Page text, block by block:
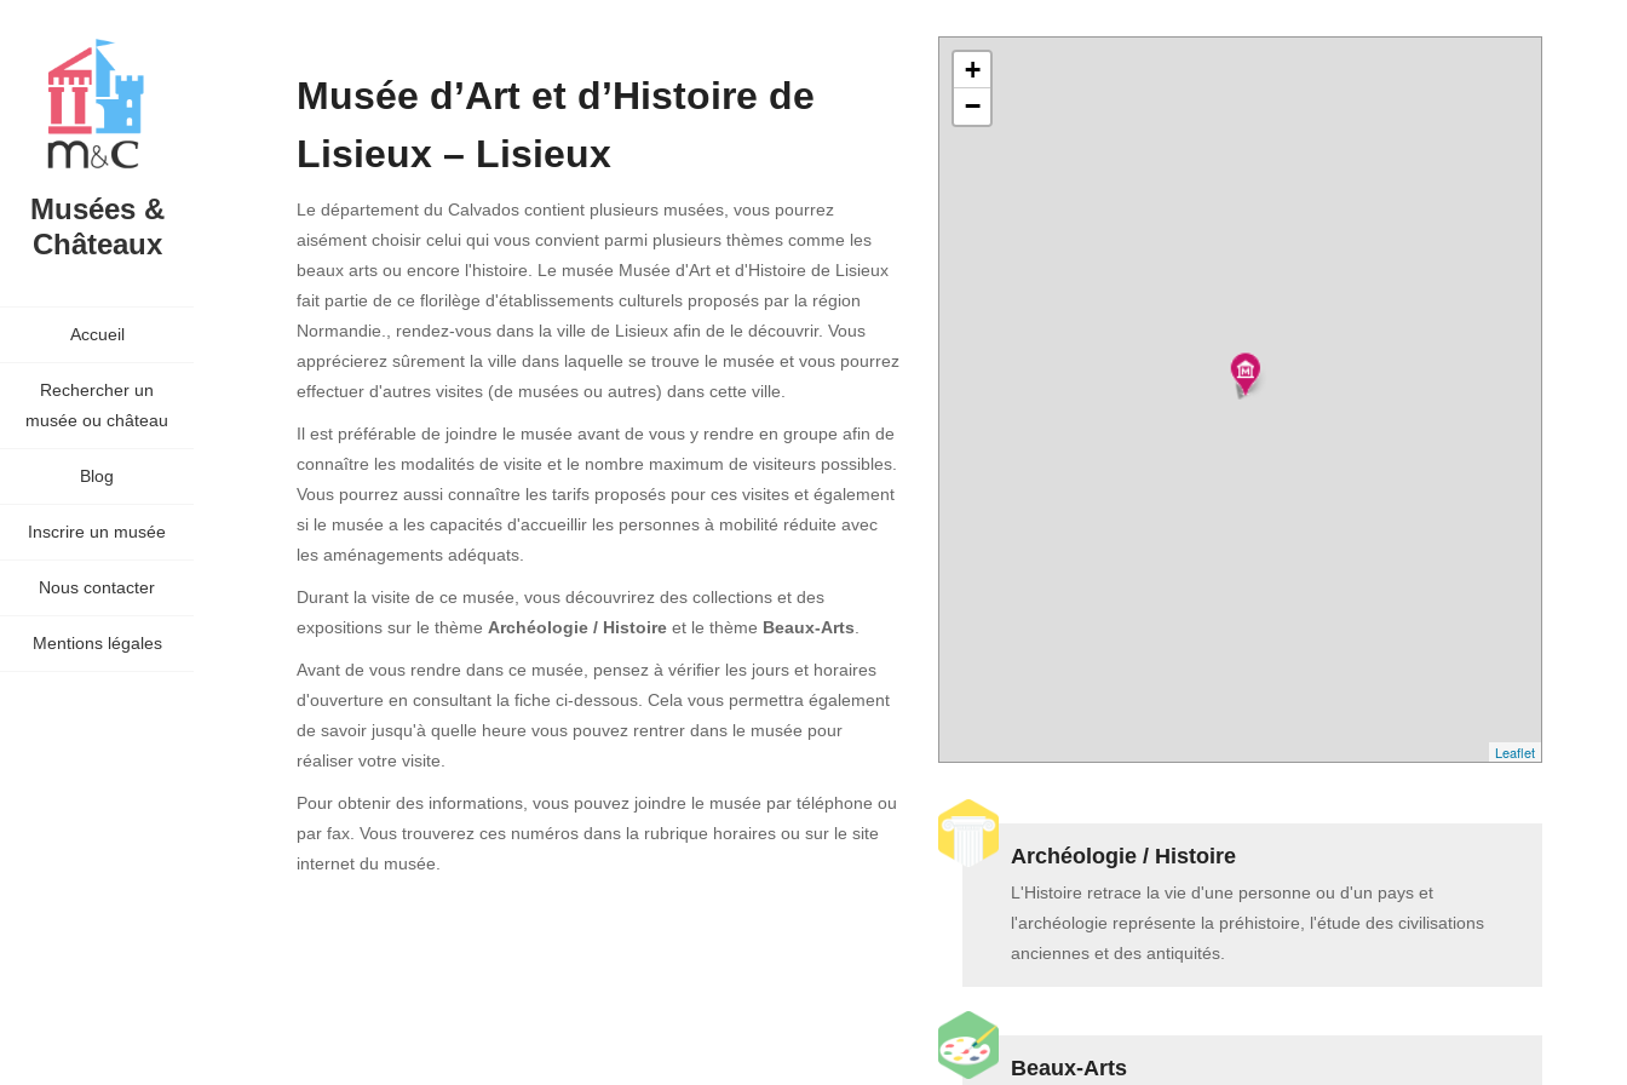
Musées &
Châteaux
Accueil
Rechercher un
musée ou château
Blog
Inscrire un musée
Nous contacter
Mentions légales
Musée d’Art et d’Histoire de
Lisieux – Lisieux
Le département du Calvados contient plusieurs musées, vous pourrez
aisément choisir celui qui vous convient parmi plusieurs thèmes comme les
beaux arts ou encore l'histoire. Le musée Musée d'Art et d'Histoire de Lisieux
fait partie de ce florilège d'établissements culturels proposés par la région
Normandie., rendez-vous dans la ville de Lisieux afin de le découvrir. Vous
apprécierez sûrement la ville dans laquelle se trouve le musée et vous pourrez
effectuer d'autres visites (de musées ou autres) dans cette ville.
Il est préférable de joindre le musée avant de vous y rendre en groupe afin de
connaître les modalités de visite et le nombre maximum de visiteurs possibles.
Vous pourrez aussi connaître les tarifs proposés pour ces visites et également
si le musée a les capacités d'accueillir les personnes à mobilité réduite avec
les aménagements adéquats.
Durant la visite de ce musée, vous découvrirez des collections et des
expositions sur le thème Archéologie / Histoire et le thème Beaux-Arts
Avant de vous rendre dans ce musée, pensez à vérifier les jours et horaires
d'ouverture en consultant la fiche ci-dessous. Cela vous permettra également
de savoir jusqu'à quelle heure vous pouvez rentrer dans le musée pour
réaliser votre visite.
Pour obtenir des informations, vous pouvez joindre le musée par téléphone ou
par fax. Vous trouverez ces numéros dans la rubrique horaires ou sur le site
internet du musée.
+
−
Leaflet
Archéologie / Histoire
L'Histoire retrace la vie d'une personne ou d'un pays et
l'archéologie représente la préhistoire, l'étude des civilisations
anciennes et des antiquités.
Beaux-Arts